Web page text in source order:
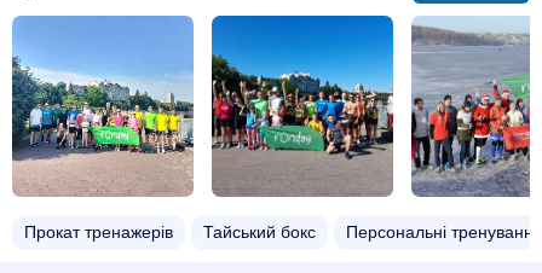
Прокат тренажерів Тайський бокс Персональні